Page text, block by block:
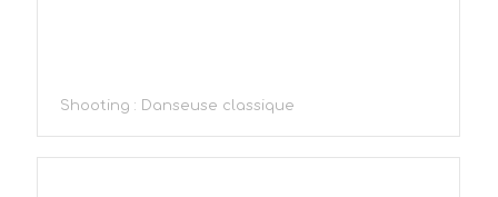
Shooting : Danseuse classique